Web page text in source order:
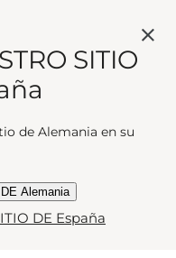
SITIO
de Alemania en su
Alemania
DE España